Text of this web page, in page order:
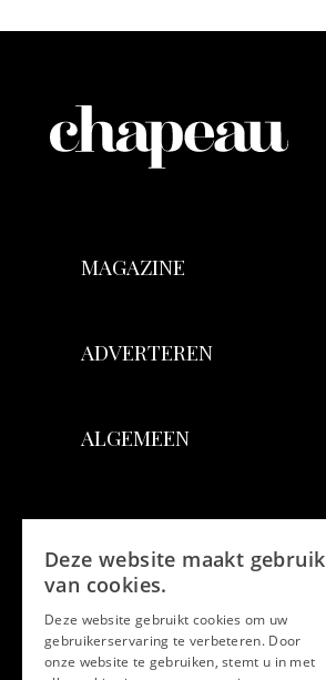
MAGAZINE
ADVERTEREN
ALGEMEEN
Facebook
Twitter
Deze website maakt gebruik
van cookies.
Deze website gebruikt cookies om uw
gebruikerservaring te verbeteren. Door
onze website te gebruiken, stemt u in met